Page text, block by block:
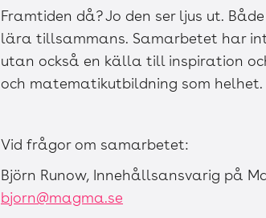
Framtiden då? Jo den ser ljus ut.
lära tillsammans. Samarbetet har
utan också en källa till inspiration
och matematikutbildning som helhet.
Vid frågor om samarbetet:
Björn Runow, Innehållsansvarig på
bjorn@magma.se